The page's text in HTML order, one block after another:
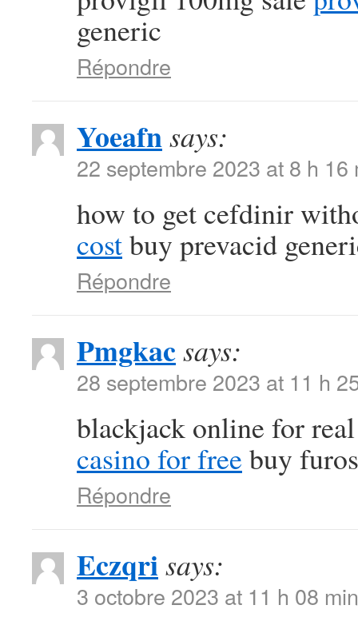
generic
Répondre
Yoeafnsays:
22 septembre 2023 at 8 h 16
how to get cefdinir
costbuy prevacid
Répondre
Pmgkacsays:
28 septembre 2023 at 11 h
blackjack online for
casino for free buy
Répondre
Eczqrisays:
3 octobre 2023 at 11 h 08 min